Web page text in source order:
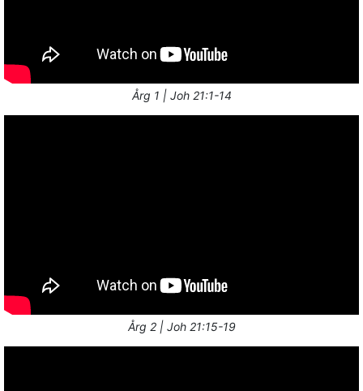
Årg 1 | Joh 21:1-14
Årg 2 | Joh 21:15-19